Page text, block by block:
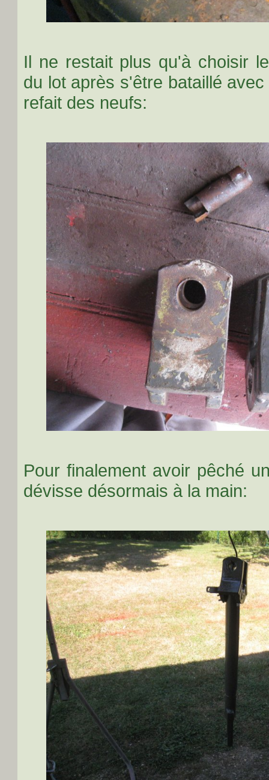
Il ne restait plus qu'à choisir
du lot après s'être bataillé
refait des neufs:
Pour finalement avoir pêché
dévisse désormais à la main: